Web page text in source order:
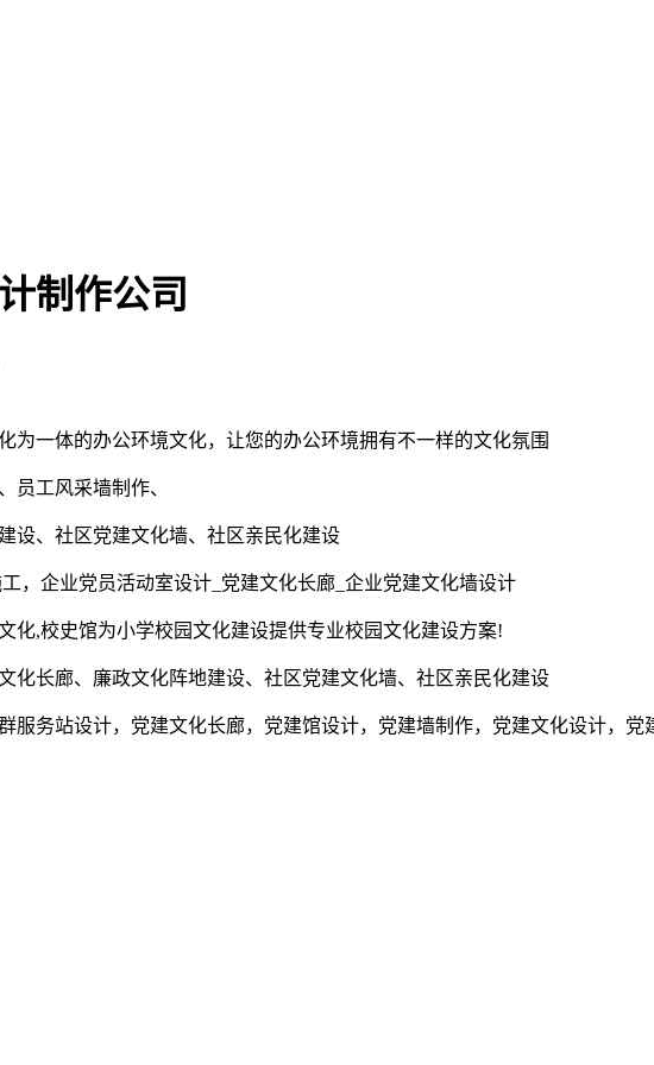
制作公司
为一体的办公环境文化，让您的办公环境拥有不一样的文化氛围
员工风采墙制作、
设、社区党建文化墙、社区亲民化建设
，企业党员活动室设计_党建文化长廊_企业党建文化墙设计
化,校史馆为小学校园文化建设提供专业校园文化建设方案!
化长廊、廉政文化阵地建设、社区党建文化墙、社区亲民化建设
服务站设计，党建文化长廊，党建馆设计，党建墙制作，党建文化设计，党